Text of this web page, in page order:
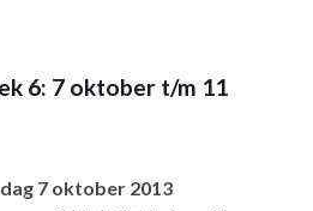
6: 7 oktober t/m 11
7 oktober 2013